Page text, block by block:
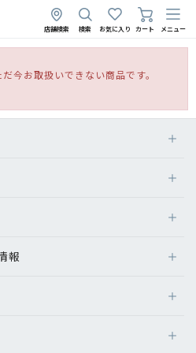
店舗検索 検索 お気に入り カート メニュー
今お取扱いできない商品です。
報